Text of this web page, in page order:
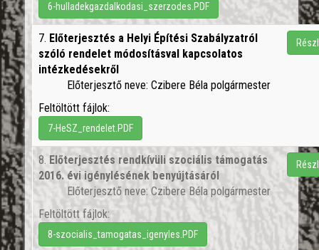
6-hulladekgazdalkodasi_szerzodes.PDF
7. Előterjesztés a Helyi Építési Szabályzatról
szóló rendelet módosításval kapcsolatos
intézkedésekről
Előterjesztő neve: Czibere Béla polgármester
Feltöltött fájlok:
7-HeSZ_rendelet.PDF
8. Előterjesztés rendkívüli szociális támogatás
2016. évi igénylésének benyújtásáról
Előterjesztő neve: Czibere Béla polgármester
Feltöltött fájlok:
8-szocialis_tamogatas_igenyles.PDF